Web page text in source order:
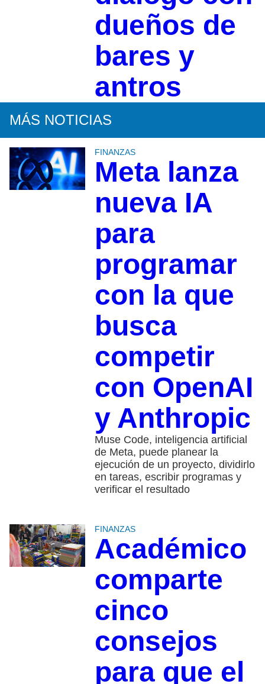
dueños de
bares y
antros
MÁS NOTICIAS
FINANZAS
Meta lanza
nueva IA
para
programar
con la que
busca
competir
con OpenAI
y Anthropic
Muse Code, inteligencia artificial
de Meta, puede planear la
ejecución de un proyecto, dividirlo
en tareas, escribir programas y
verificar el resultado
FINANZAS
Académico
comparte
cinco
consejos
para que el